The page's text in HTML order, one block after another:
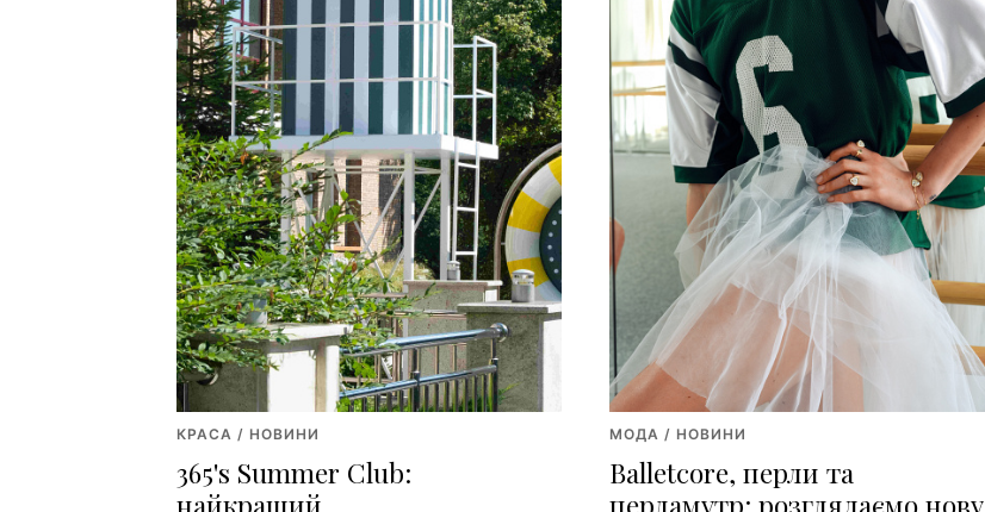
КРАСА / НОВИНИ
365's Summer Club:
МОДА / НОВИНИ
Balletcore, перли та